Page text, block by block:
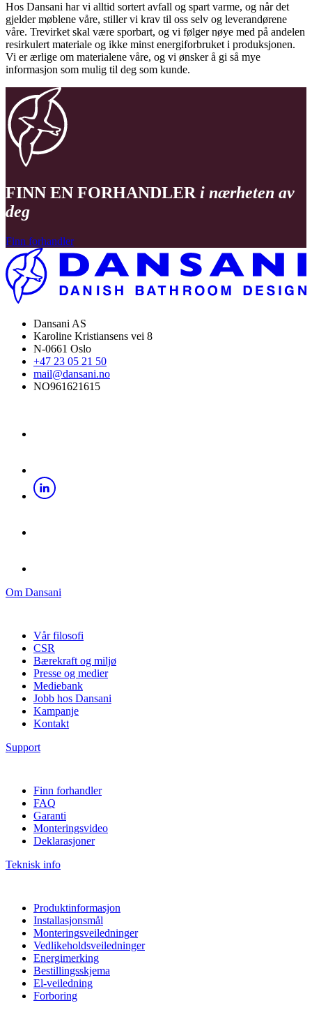
Hos Dansani har vi alltid sortert avfall og spart varme, og når det
gjelder møblene våre, stiller vi krav til oss selv og leverandørene
våre. Trevirket skal være sporbart, og vi følger nøye med på andelen
resirkulert materiale og ikke minst energiforbruket i produksjonen.
Vi er ærlige om materialene våre, og vi ønsker å gi så mye
informasjon som mulig til deg som kunde.
FINN EN FORHANDLER i nærheten av
deg
Finn forhandler
Dansani AS
Karoline Kristiansens vei 8
N-0661 Oslo
+47 23 05 21 50
mail@dansani.no
NO961621615
Om Dansani
Vår filosofi
CSR
Bærekraft og miljø
Presse og medier
Mediebank
Jobb hos Dansani
Kampanje
Kontakt
Support
Finn forhandler
FAQ
Garanti
Monteringsvideo
Deklarasjoner
Teknisk info
Produktinformasjon
Installasjonsmål
Monteringsveiledninger
Vedlikeholdsveiledninger
Energimerking
Bestillingsskjema
El-veiledning
Forboring